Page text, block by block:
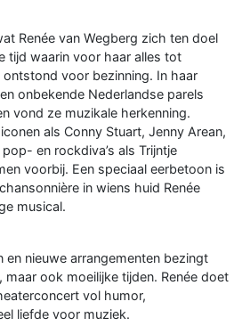
Renée van Wegberg zich ten doel
tijd waarin voor haar alles tot
voor bezinning. In haar
onbekende Nederlandse parels
vond ze muzikale herkenning.
als Conny Stuart, Jenny Arean,
en rockdiva’s als Trijntje
voorbij. Een speciaal eerbetoon is
in wiens huid Renée
musical.
en nieuwe arrangementen bezingt
maar ook moeilijke tijden. Renée doet
vol humor,
liefde voor muziek.